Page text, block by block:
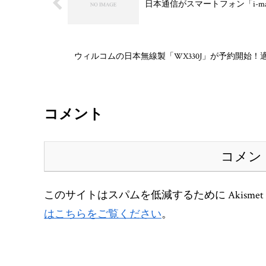
日本通信がスマートフォン「i-
ウィルコムの日本無線製「WX330J」が予約開始
コメント
コメン
このサイトはスパムを低減するために
はこちらをご覧ください。